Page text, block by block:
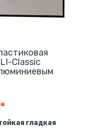
Classic
гладкая